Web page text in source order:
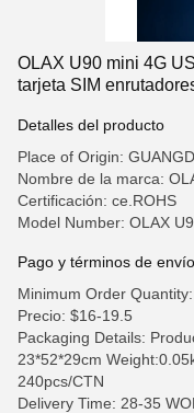
OLAX U90 mini 4G
tarjeta SIM
Detalles del producto
Place of Origin:
Nombre de la marca:
Certificación: ce.ROHS
Model Number: OLAX
Pago y términos de envío
Minimum Order
Precio: $16-19.5
Packaging Details:
23*52*29cm
240pcs/CTN
Delivery Time: 28-35